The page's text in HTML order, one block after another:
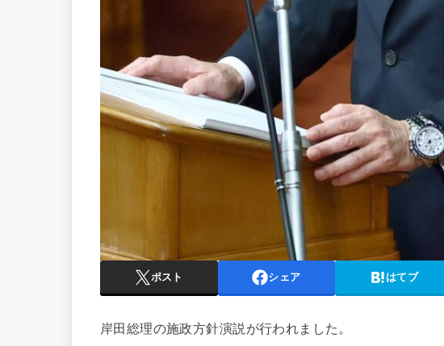
ポスト シェア はてブ
岸田総理の施政方針演説が行われました。